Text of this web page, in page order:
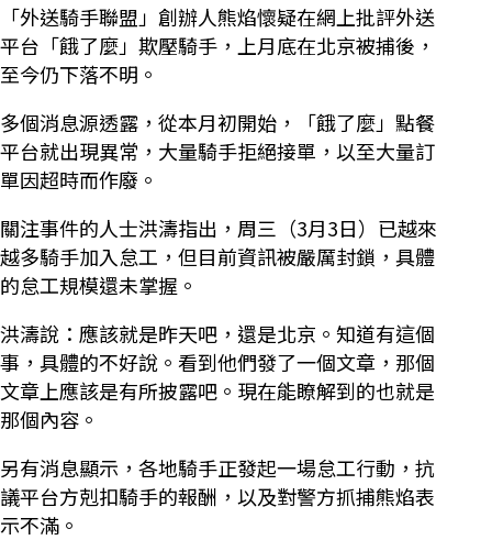
「外送騎手聯盟」創辦人熊焰懷疑在網上批評外送
平台「餓了麼」欺壓騎手，上月底在北京被捕後，
至今仍下落不明。
多個消息源透露，從本月初開始，「餓了麼」點餐
平台就出現異常，大量騎手拒絕接單，以至大量訂
單因超時而作廢。
關注事件的人士洪濤指出，周三（3月3日）已越來
越多騎手加入怠工，但目前資訊被嚴厲封鎖，具體
的怠工規模還未掌握。
洪濤說：應該就是昨天吧，還是北京。知道有這個
事，具體的不好說。看到他們發了一個文章，那個
文章上應該是有所披露吧。現在能瞭解到的也就是
那個內容。
另有消息顯示，各地騎手正發起一場怠工行動，抗
議平台方剋扣騎手的報酬，以及對警方抓捕熊焰表
示不滿。